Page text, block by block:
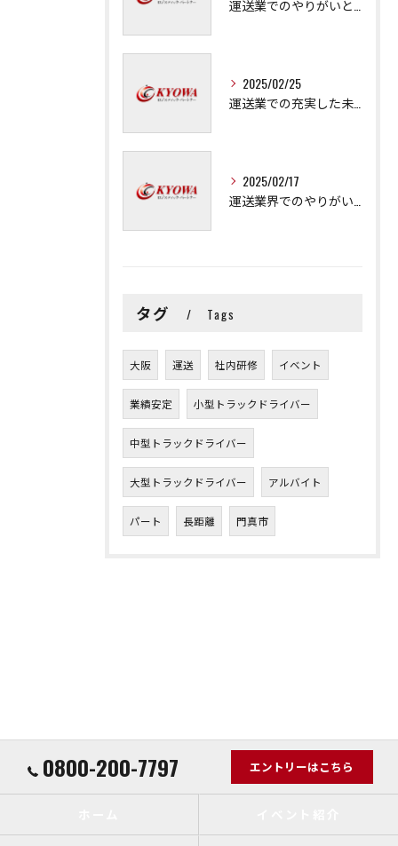
2025/02/25
2025/02/17
タグ Tags
大阪 運送 社内研修 イベント
業績安定 小型トラックドライバー
中型トラックドライバー
大型トラックドライバー アルバイト
パート 長距離 門真市
0800-200-7797 エントリーはこちら